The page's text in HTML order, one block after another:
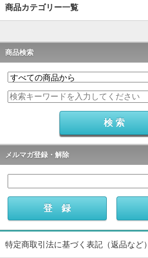
商品カテゴリー一覧
商品検索
メルマガ登録・解除
特定商取引法に基づく表記（返品など）